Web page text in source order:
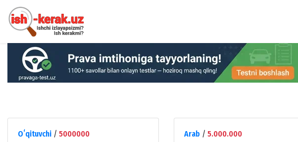
Oʻqituvchi / 5000000 Arab / 5.000.000